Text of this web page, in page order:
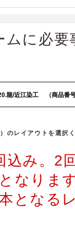
に必要
のレイアウトを選択
み。2
となりま
となる